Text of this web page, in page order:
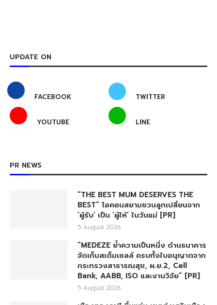
UPDATE ON
FACEBOOK TWITTER
YOUTUBE LINE
PR NEWS
“THE BEST MUM DESERVES THE
BEST” ไอคอนสยามชวนลูกเปลี่ยนจาก
‘ผู้รับ’ เป็น ‘ผู้ให้’ ในวันแม่ [PR]
5 August 2026
“MEDEZE ย้ำความเป็นหนึ่ง ด้านธนาคาร
จัดเก็บสเต็มเซลล์ ครบทั้งใบอนุญาตจาก
กระทรวงสาธารณสุข, ผ.ย.2, Cell
Bank, AABB, ISO และงานวิจัย” [PR]
5 August 2026